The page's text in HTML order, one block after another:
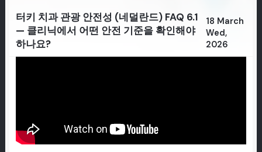
터키 치과 관광 안전성 (네덜란드) FAQ 6.1
— 클리닉에서 어떤 안전 기준을 확인해야
하나요?
18 March
Wed,
2026